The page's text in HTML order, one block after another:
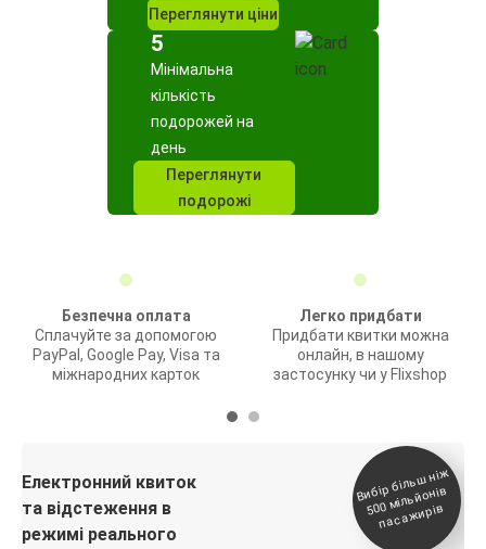
Переглянути ціни
5
Мінімальна
кількість
подорожей на
день
Переглянути
подорожі
Безпечна оплата
Сплачуйте за допомогою
PayPal, Google Pay, Visa та
міжнародних карток
Легко придбати
Придбати квитки можна
онлайн, в нашому
застосунку чи у Flixshop
Електронний квиток
та відстеження в
режимі реального
Вибір біль
ш ні
ж
500
мільйонів
паса
жирів